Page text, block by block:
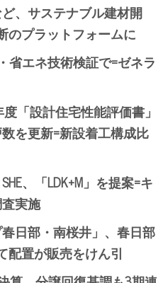
、サステナブル建材開
のプラットフォームに
省エネ技術検証で=ゼネラ
「設計住宅性能評価書」
を更新=新設着工構成比
、「LDK+M」を提案=キ
実施
日部・南桜井」、春日部
配置が販売をけん引